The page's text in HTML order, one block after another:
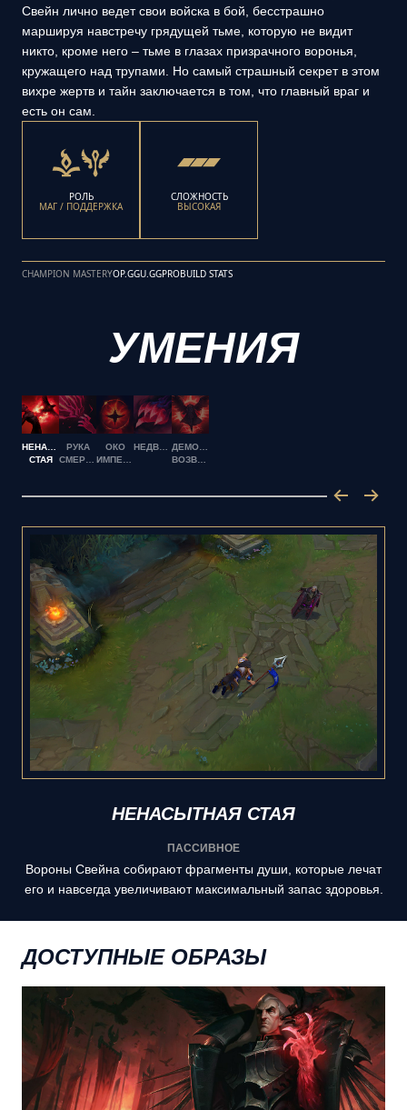
Свейн лично ведет свои войска в бой, бесстрашно
маршируя навстречу грядущей тьме, которую не видит
никто, кроме него – тьме в глазах призрачного воронья,
кружащего над трупами. Но самый страшный секрет в этом
вихре жертв и тайн заключается в том, что главный враг и
есть он сам.
РОЛЬ
МАГ / ПОДДЕРЖКА
СЛОЖНОСТЬ
ВЫСОКАЯ
CHAMPION MASTERYOP.GGU.GGPROBUILD STATS
УМЕНИЯ
НЕНАСЫТНАЯ
СТАЯ
РУКА
ОКО
ДЕМОНИЧЕСКОЕ
ВОЗВЫШЕНИЕ
НЕНАСЫТНАЯ СТАЯ
ПАССИВНОЕ
Вороны Свейна собирают фрагменты души, которые лечат
его и навсегда увеличивают максимальный запас здоровья.
ДОСТУПНЫЕ ОБРАЗЫ